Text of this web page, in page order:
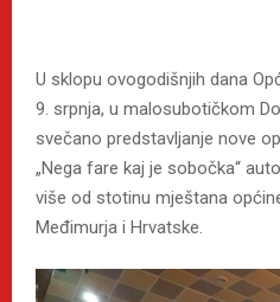
U sklopu ovogodišnjih dana
9. srpnja, u malosubotičkom
svečano predstavljanje nove
„Nega fare kaj je sobočka“
više od stotinu mještana
Međimurja i Hrvatske.